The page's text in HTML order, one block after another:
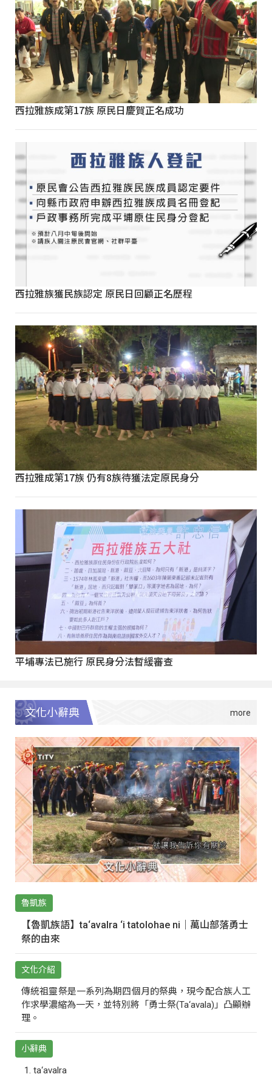
西拉雅族成第17族 原民日慶賀正名成功
西拉雅族獲民族認定 原民日回顧正名歷程
西拉雅成第17族 仍有8族待獲法定原民身分
平埔專法已施行 原民身分法暫緩審查
文化小辭典
魯凱族
【魯凱族語】ta‘avalra ‘i tatolohae ni｜萬山部落勇士
祭的由來
文化介紹
傳統祖靈祭是一系列為期四個月的祭典，現今配合族人工
作求學濃縮為一天，並特別將「勇士祭(Ta‘avala)」凸顯辦
理。
小辭典
ta‘avalra